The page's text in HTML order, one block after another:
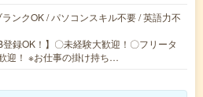
ンクOK / パソコンスキル不要 / 英語力不
登録OK！】〇未経験大歓迎！〇フリータ
迎！ ※お仕事の掛け持ち…